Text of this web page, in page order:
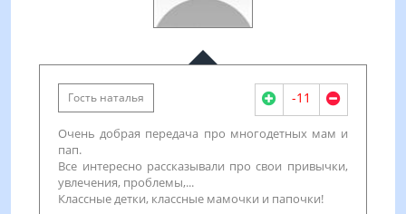
Гость наталья -11
Очень добрая передача про многодетных мам и
пап.
Все интересно рассказывали про свои привычки,
увлечения, проблемы,...
Классные детки, классные мамочки и папочки!